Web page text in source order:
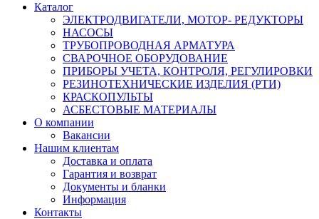
Каталог
ЭЛЕКТРОДВИГАТЕЛИ, МОТОР- РЕДУКТОРЫ
НАСОСЫ
ТРУБОПРОВОДНАЯ АРМАТУРА
СВАРОЧНОЕ ОБОРУДОВАНИЕ
ПРИБОРЫ УЧЕТА, КОНТРОЛЯ, РЕГУЛИРОВКИ
РЕЗИНОТЕХНИЧЕСКИЕ ИЗДЕЛИЯ (РТИ)
КРАСКОПУЛЬТЫ
АСБЕСТОВЫЕ МАТЕРИАЛЫ
О компании
Вакансии
Нашим клиентам
Доставка и оплата
Гарантия и возврат
Документы и бланки
Информация
Контакты